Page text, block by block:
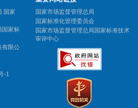
国家
国家标
有限公
-1
国家市场监督管理总局
国家标准化管理委员会
国家市场监督管理总局国家标准技术
审评中心